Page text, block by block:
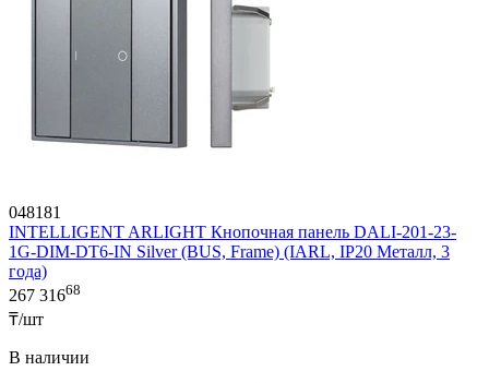
048181
INTELLIGENT ARLIGHT Кнопочная панель DALI-201-23-
1G-DIM-DT6-IN Silver (BUS, Frame) (IARL, IP20 Металл, 3
года)
267 31668
₸/шт
В наличии